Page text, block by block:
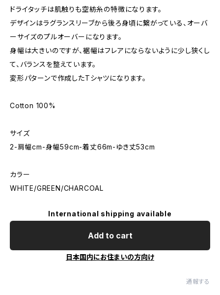
ドライタッチは肌触りも空紡糸の特徴になります。
デザインはラグランスリーブから後ろ身頃に繋がっている、オーバ
ーサイズのプルオーバーになります。
身幅は大きいのですが、裾幅はフレアにならないように少し狭くし
て、バランスを整えています。
変形パターンで作成したTシャツになります。
Cotton 100%
サイズ
2-肩幅cm-身幅59cm-着丈66m-ゆき丈53cm
カラー
WHITE/GREEN/CHARCOAL
International shipping available
Add to cart
日本国内にお住まいの方向け
通報する